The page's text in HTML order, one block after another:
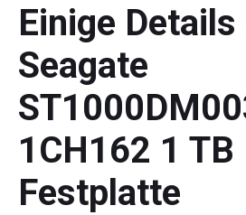
Einige
Seagate
1CH162 1 TB
Festplatte